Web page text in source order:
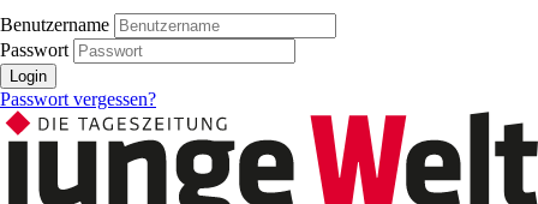
Benutzername
Passwort
Login
Passwort vergessen?